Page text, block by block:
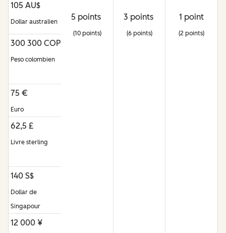
5 points
(10 points)
3 points
(6 points)
1 point
(2 points)
105 AU$
Dollar australien
300 300 COP
Peso colombien
75 €
Euro
62,5 £
Livre sterling
140 S$
Dollar de
Singapour
12 000 ¥